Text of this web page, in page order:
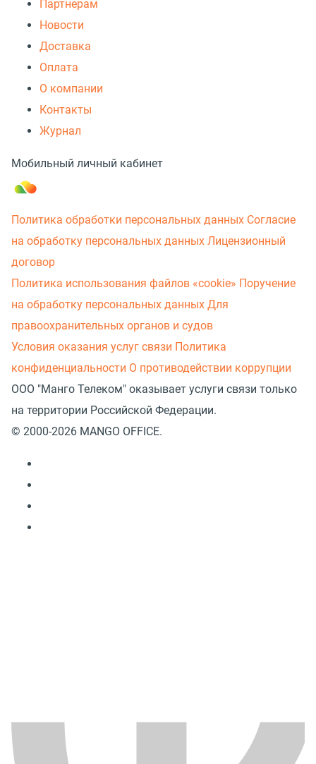
Партнерам
Новости
Доставка
Оплата
О компании
Контакты
Журнал
Мобильный личный кабинет
Политика обработки персональных данных Согласие
на обработку персональных данных Лицензионный
договор
Политика использования файлов «cookie» Поручение
на обработку персональных данных Для
правоохранительных органов и судов
Условия оказания услуг связи Политика
конфиденциальности О противодействии коррупции
ООО "Манго Телеком" оказывает услуги связи только
на территории Российской Федерации.
© 2000-2026 MANGO OFFICE.